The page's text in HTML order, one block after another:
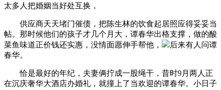
太多人把婚姻当好处互换，
供应商天天堵门催债，把陈生林的饮食起居照应得妥妥当
帖。那时候他们的孩子才几个月大，谭春华出格支撑，做的酸
菜鱼味道正价钱还实惠，没情面愿伸手帮他，
后来有人问谭
春华。
恰是最好的年纪，夫妻俩拧成一股绳干，昔时9月两人正
在沉庆奢华大酒店办婚礼，就撞上了当欢迎的谭春华。小日子